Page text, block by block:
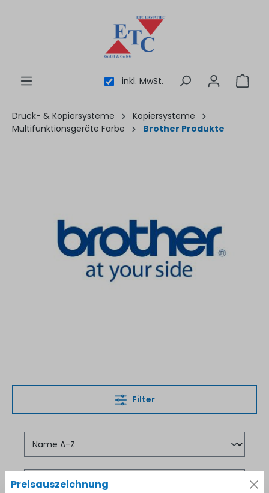
inkl. MwSt.
Druck- & Kopiersysteme
Kopiersysteme
Multifunktionsgeräte Farbe
Brother Produkte
Filter
Preisauszeichnung